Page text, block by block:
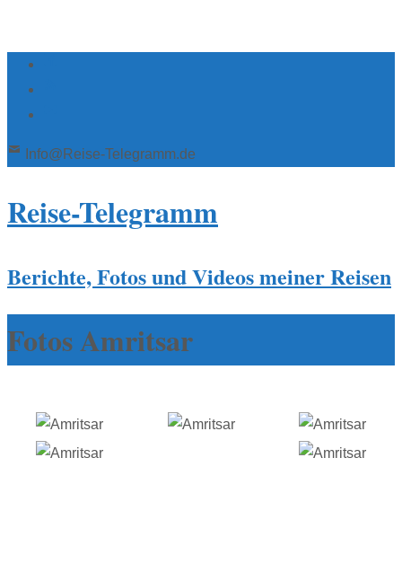
Info@Reise-Telegramm.de
Reise-Telegramm
Berichte, Fotos und Videos meiner Reisen
Fotos Amritsar